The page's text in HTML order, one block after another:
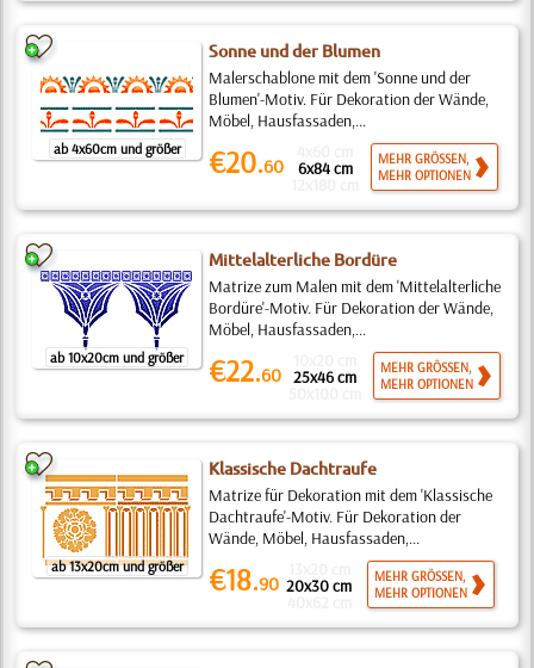
ab 4x60cm und größer
Sonne und der Blumen
Malerschablone mit dem 'Sonne und der
Blumen'-Motiv. Für Dekoration der Wände,
Möbel, Hausfassaden,...
€20.60 6x84 cm
MEHR GRÖSSEN,
MEHR OPTIONEN
ab 10x20cm und größer
Mittelalterliche Bordüre
Matrize zum Malen mit dem 'Mittelalterliche
Bordüre'-Motiv. Für Dekoration der Wände,
Möbel, Hausfassaden,...
€22.60 25x46 cm
MEHR GRÖSSEN,
MEHR OPTIONEN
ab 13x20cm und größer
Klassische Dachtraufe
Matrize für Dekoration mit dem 'Klassische
Dachtraufe'-Motiv. Für Dekoration der
Wände, Möbel, Hausfassaden,...
€18.90 20x30 cm
MEHR GRÖSSEN,
MEHR OPTIONEN